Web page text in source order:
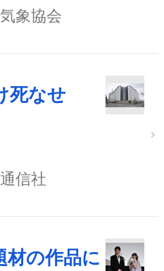
象協会
死なせ
信社
材の作品に